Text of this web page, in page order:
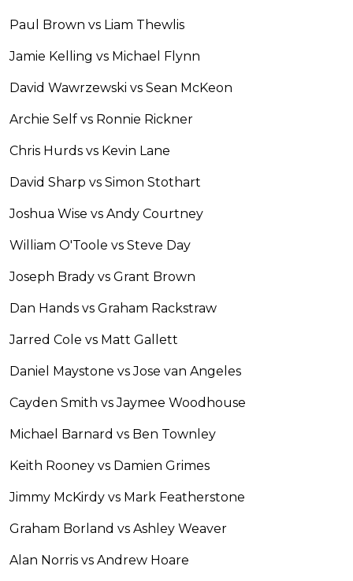
Paul Brown vs Liam Thewlis
Jamie Kelling vs Michael Flynn
David Wawrzewski vs Sean McKeon
Archie Self vs Ronnie Rickner
Chris Hurds vs Kevin Lane
David Sharp vs Simon Stothart
Joshua Wise vs Andy Courtney
William O'Toole vs Steve Day
Joseph Brady vs Grant Brown
Dan Hands vs Graham Rackstraw
Jarred Cole vs Matt Gallett
Daniel Maystone vs Jose van Angeles
Cayden Smith vs Jaymee Woodhouse
Michael Barnard vs Ben Townley
Keith Rooney vs Damien Grimes
Jimmy McKirdy vs Mark Featherstone
Graham Borland vs Ashley Weaver
Alan Norris vs Andrew Hoare